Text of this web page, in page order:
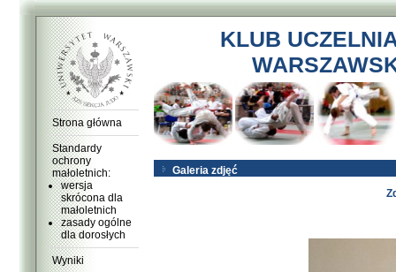
Strona główna
Standardy
ochrony
małoletnich:
wersja
skrócona dla
małoletnich
zasady ogólne
dla dorosłych
Wyniki
KLUB
Galeria zdjęć